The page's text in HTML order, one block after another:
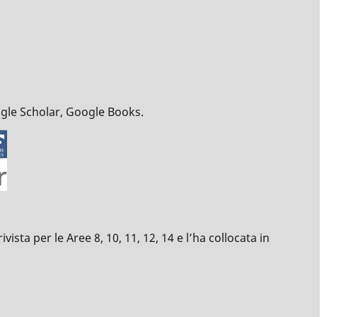
Scholar, Google Books.
per le Aree 8, 10, 11, 12, 14 e l’ha collocata in